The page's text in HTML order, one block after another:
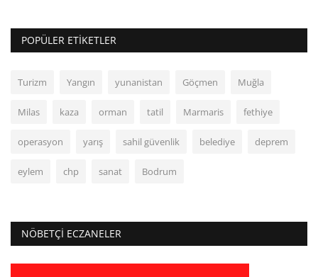
POPÜLER ETIKETLER
Turizm Yangın yunanistan Göçmen Muğla
Milas kaza orman tatil Marmaris fethiye
operasyon yarış sahil güvenlik belediye deprem
eylem chp sanat Bodrum
NÖBETÇI ECZANELER